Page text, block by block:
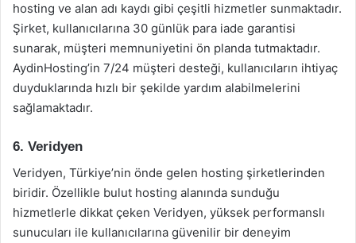
hosting ve alan adı kaydı gibi çeşitli hizmetler sunmaktadır.
Şirket, kullanıcılarına 30 günlük para iade garantisi
sunarak, müşteri memnuniyetini ön planda tutmaktadır.
AydinHosting’in 7/24 müşteri desteği, kullanıcıların ihtiyaç
duyduklarında hızlı bir şekilde yardım alabilmelerini
sağlamaktadır.
6. Veridyen
Veridyen, Türkiye’nin önde gelen hosting şirketlerinden
biridir. Özellikle bulut hosting alanında sunduğu
hizmetlerle dikkat çeken Veridyen, yüksek performanslı
sunucuları ile kullanıcılarına güvenilir bir deneyim